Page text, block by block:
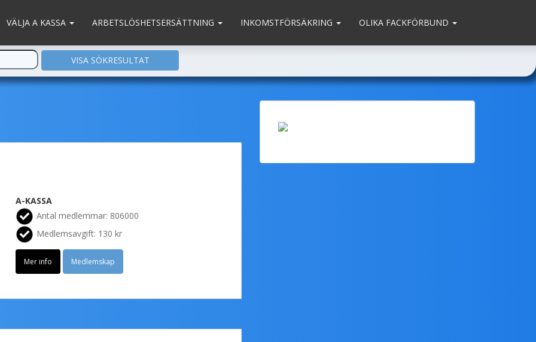
VÄLJA A KASSA ARBETSLÖSHETSERSÄTTNING INKOMSTFÖRSÄKRING OLIKA FACKFÖRBUND
A-KASSA
Antal medlemmar: 806000
Medlemsavgift: 130 kr
Mer info Medlemskap